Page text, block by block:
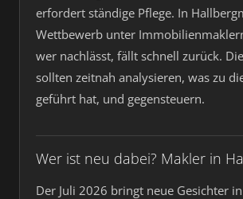
erfordert ständige Pflege. In
Wettbewerb unter
wer nachlässt, fällt schnell zurück.
sollten zeitnah analysieren, was zu
geführt hat, und gegensteuern.
Wer ist neu dabei? Makler in
Der Juli 2026 bringt neue Gesichter